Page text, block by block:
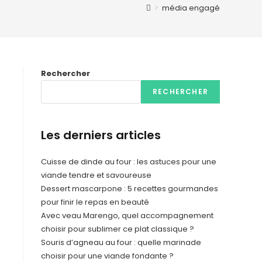
> média engagé
Rechercher
RECHERCHER
Les derniers articles
Cuisse de dinde au four : les astuces pour une
viande tendre et savoureuse
Dessert mascarpone : 5 recettes gourmandes
pour finir le repas en beauté
Avec veau Marengo, quel accompagnement
choisir pour sublimer ce plat classique ?
Souris d’agneau au four : quelle marinade
choisir pour une viande fondante ?